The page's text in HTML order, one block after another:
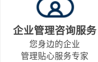
企业管理咨询服务
您身边的企业
管理贴心服务专家